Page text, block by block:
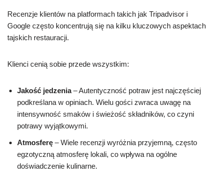
Recenzje klientów na platformach takich jak Tripadvisor i
Google często koncentrują się na kilku kluczowych aspektach
tajskich restauracji.
Klienci cenią sobie przede wszystkim:
Jakość jedzenia– Autentyczność potraw jest najczęściej
podkreślana w opiniach. Wielu gości zwraca uwagę na
intensywność smaków i świeżość składników, co czyni
potrawy wyjątkowymi.
Atmosferę – Wiele recenzji wyróżnia przyjemną, często
egzotyczną atmosferę lokali, co wpływa na ogólne
doświadczenie kulinarne.